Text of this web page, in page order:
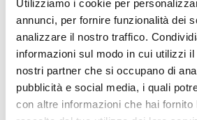
Utilizziamo i cookie per
annunci, per fornire funzionalità dei
analizzare il nostro traffico.
informazioni sul modo in cui utilizzi
nostri partner che si occupano di
pubblicità e social media, i quali
con altre informazioni che hai fornito
Piktogramme
LINK ÖFFNEN south_east